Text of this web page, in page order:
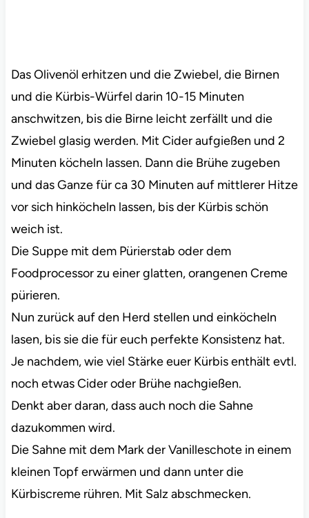
Das Olivenöl erhitzen und die Zwiebel, die Birnen
und die Kürbis-Würfel darin 10-15 Minuten
anschwitzen, bis die Birne leicht zerfällt und die
Zwiebel glasig werden. Mit Cider aufgießen und 2
Minuten köcheln lassen. Dann die Brühe zugeben
und das Ganze für ca 30 Minuten auf mittlerer Hitze
vor sich hinköcheln lassen, bis der Kürbis schön
weich ist.
Die Suppe mit dem Pürierstab oder dem
Foodprocessor zu einer glatten, orangenen Creme
pürieren.
Nun zurück auf den Herd stellen und einköcheln
lasen, bis sie die für euch perfekte Konsistenz hat.
Je nachdem, wie viel Stärke euer Kürbis enthält evtl.
noch etwas Cider oder Brühe nachgießen.
Denkt aber daran, dass auch noch die Sahne
dazukommen wird.
Die Sahne mit dem Mark der Vanilleschote in einem
kleinen Topf erwärmen und dann unter die
Kürbiscreme rühren. Mit Salz abschmecken.